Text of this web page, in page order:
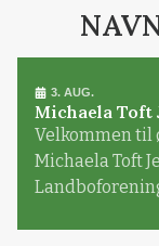
3. AUG.
Michaela Toft
Velkommen til
Michaela Toft